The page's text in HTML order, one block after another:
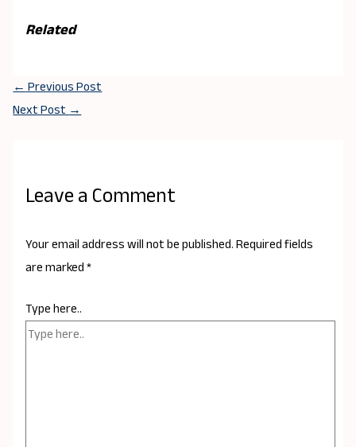
Related
←Previous Post
Next Post→
Leave a Comment
Your email address will not be published.Required fields
are marked*
Type here..